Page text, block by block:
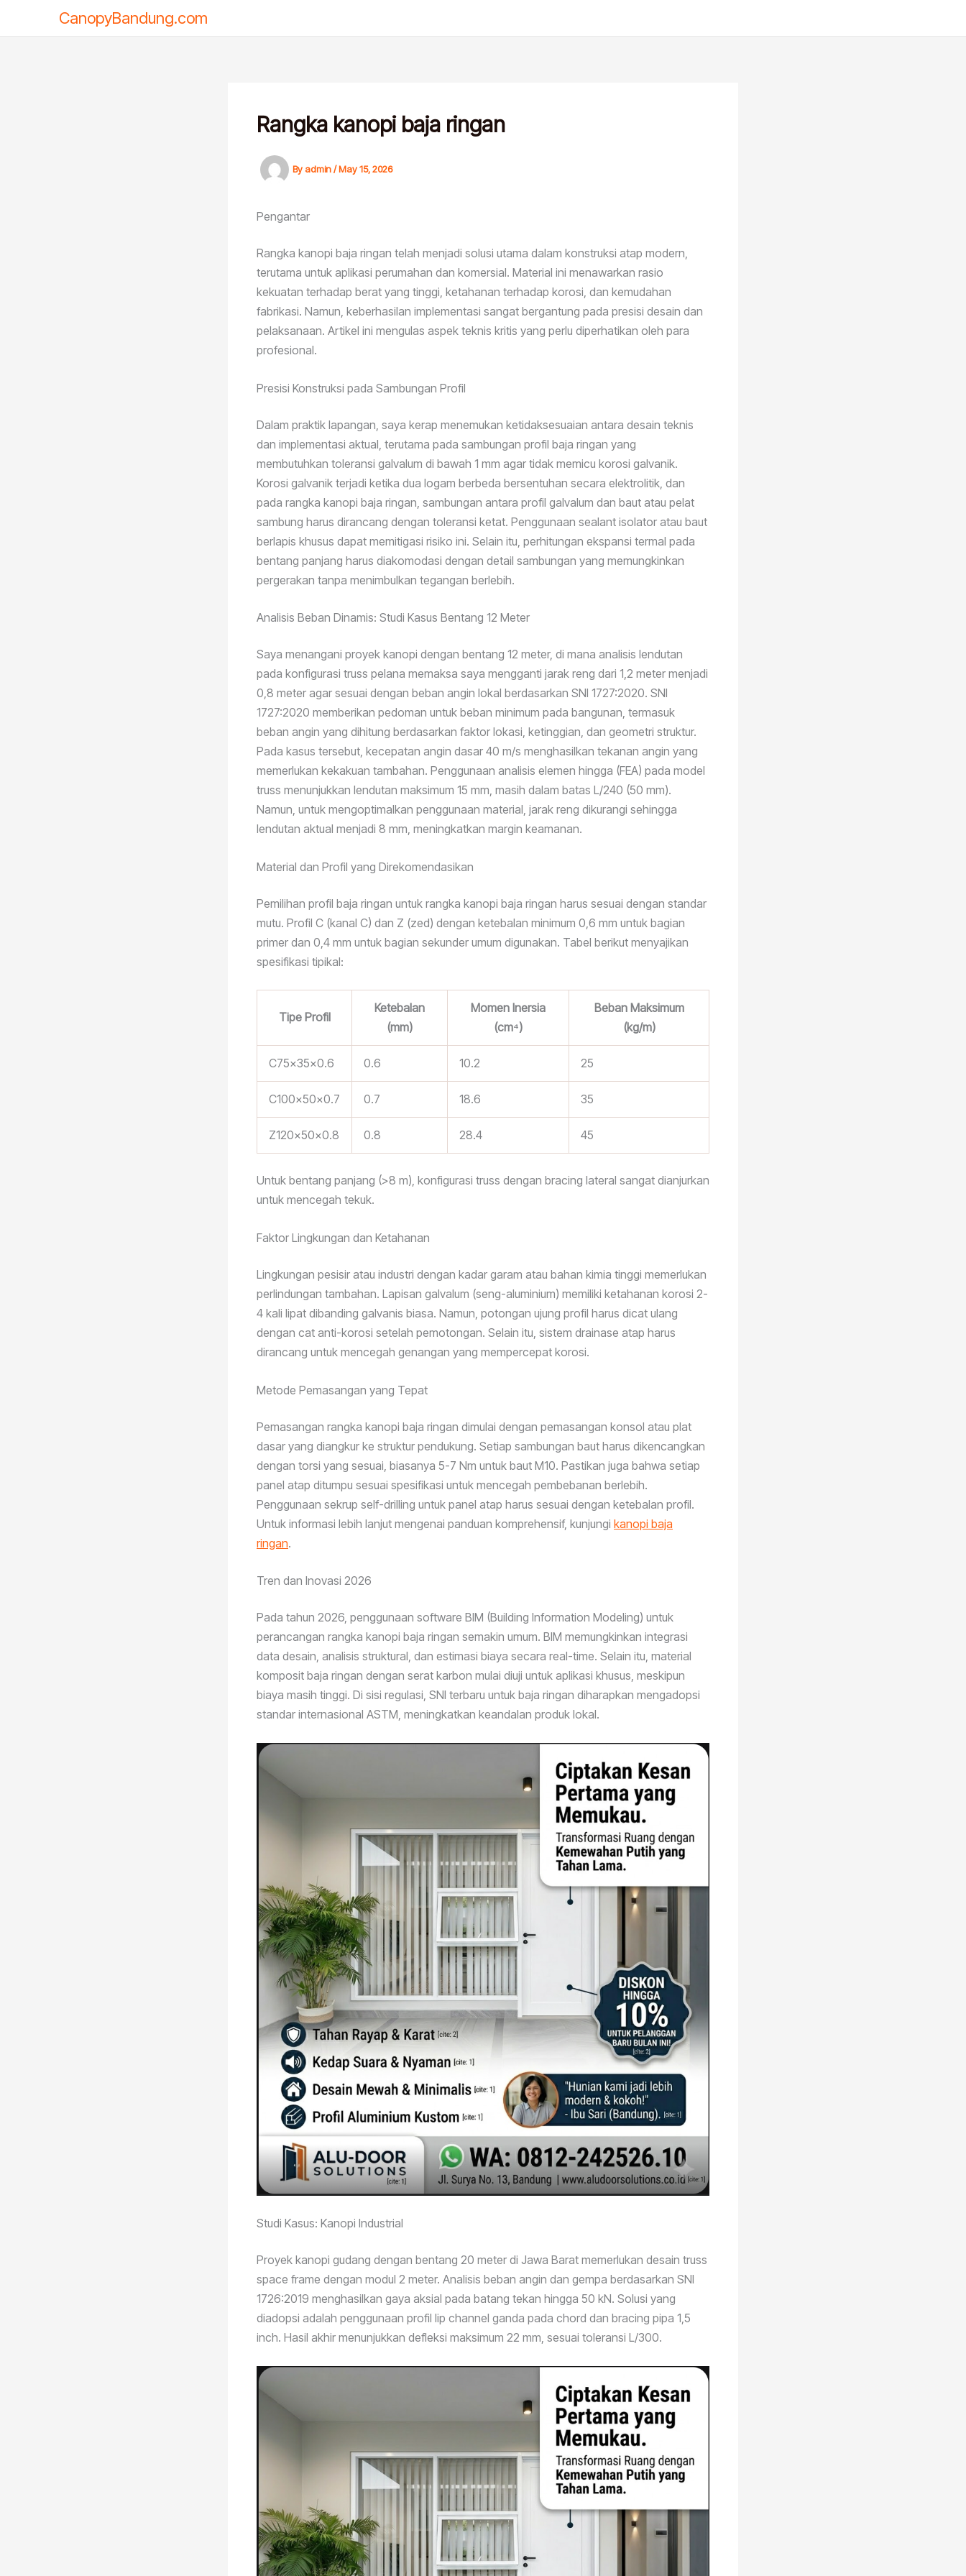
CanopyBandung.com
Rangka kanopi baja ringan
Byadmin/May 15, 2026
Pengantar
Rangka kanopi baja ringan telah menjadi solusi utama dalam konstruksi atap modern,
terutama untuk aplikasi perumahan dan komersial. Material ini menawarkan rasio
kekuatan terhadap berat yang tinggi, ketahanan terhadap korosi, dan kemudahan
fabrikasi. Namun, keberhasilan implementasi sangat bergantung pada presisi desain dan
pelaksanaan. Artikel ini mengulas aspek teknis kritis yang perlu diperhatikan oleh para
profesional.
Presisi Konstruksi pada Sambungan Profil
Dalam praktik lapangan, saya kerap menemukan ketidaksesuaian antara desain teknis
dan implementasi aktual, terutama pada sambungan profil baja ringan yang
membutuhkan toleransi galvalum di bawah 1 mm agar tidak memicu korosi galvanik.
Korosi galvanik terjadi ketika dua logam berbeda bersentuhan secara elektrolitik, dan
pada rangka kanopi baja ringan, sambungan antara profil galvalum dan baut atau pelat
sambung harus dirancang dengan toleransi ketat. Penggunaan sealant isolator atau baut
berlapis khusus dapat memitigasi risiko ini. Selain itu, perhitungan ekspansi termal pada
bentang panjang harus diakomodasi dengan detail sambungan yang memungkinkan
pergerakan tanpa menimbulkan tegangan berlebih.
Analisis Beban Dinamis: Studi Kasus Bentang 12 Meter
Saya menangani proyek kanopi dengan bentang 12 meter, di mana analisis lendutan
pada konfigurasi truss pelana memaksa saya mengganti jarak reng dari 1,2 meter menjadi
0,8 meter agar sesuai dengan beban angin lokal berdasarkan SNI 1727:2020. SNI
1727:2020 memberikan pedoman untuk beban minimum pada bangunan, termasuk
beban angin yang dihitung berdasarkan faktor lokasi, ketinggian, dan geometri struktur.
Pada kasus tersebut, kecepatan angin dasar 40 m/s menghasilkan tekanan angin yang
memerlukan kekakuan tambahan. Penggunaan analisis elemen hingga (FEA) pada model
truss menunjukkan lendutan maksimum 15 mm, masih dalam batas L/240 (50 mm).
Namun, untuk mengoptimalkan penggunaan material, jarak reng dikurangi sehingga
lendutan aktual menjadi 8 mm, meningkatkan margin keamanan.
Material dan Profil yang Direkomendasikan
Pemilihan profil baja ringan untuk rangka kanopi baja ringan harus sesuai dengan standar
mutu. Profil C (kanal C) dan Z (zed) dengan ketebalan minimum 0,6 mm untuk bagian
primer dan 0,4 mm untuk bagian sekunder umum digunakan. Tabel berikut menyajikan
spesifikasi tipikal:
Tipe Profil
Ketebalan
(mm)
Momen Inersia
(cm⁴)
Beban Maksimum
(kg/m)
C75x35x0.6 0.6 10.2 25
C100x50x0.7 0.7 18.6 35
Z120x50x0.8 0.8 28.4 45
Untuk bentang panjang (>8 m), konfigurasi truss dengan bracing lateral sangat dianjurkan
untuk mencegah tekuk.
Faktor Lingkungan dan Ketahanan
Lingkungan pesisir atau industri dengan kadar garam atau bahan kimia tinggi memerlukan
perlindungan tambahan. Lapisan galvalum (seng-aluminium) memiliki ketahanan korosi 2-
4 kali lipat dibanding galvanis biasa. Namun, potongan ujung profil harus dicat ulang
dengan cat anti-korosi setelah pemotongan. Selain itu, sistem drainase atap harus
dirancang untuk mencegah genangan yang mempercepat korosi.
Metode Pemasangan yang Tepat
Pemasangan rangka kanopi baja ringan dimulai dengan pemasangan konsol atau plat
dasar yang diangkur ke struktur pendukung. Setiap sambungan baut harus dikencangkan
dengan torsi yang sesuai, biasanya 5-7 Nm untuk baut M10. Pastikan juga bahwa setiap
panel atap ditumpu sesuai spesifikasi untuk mencegah pembebanan berlebih.
Penggunaan sekrup self-drilling untuk panel atap harus sesuai dengan ketebalan profil.
Untuk informasi lebih lanjut mengenai panduan komprehensif, kunjungi kanopi baja
ringan.
Tren dan Inovasi 2026
Pada tahun 2026, penggunaan software BIM (Building Information Modeling) untuk
perancangan rangka kanopi baja ringan semakin umum. BIM memungkinkan integrasi
data desain, analisis struktural, dan estimasi biaya secara real-time. Selain itu, material
komposit baja ringan dengan serat karbon mulai diuji untuk aplikasi khusus, meskipun
biaya masih tinggi. Di sisi regulasi, SNI terbaru untuk baja ringan diharapkan mengadopsi
standar internasional ASTM, meningkatkan keandalan produk lokal.
Studi Kasus: Kanopi Industrial
Proyek kanopi gudang dengan bentang 20 meter di Jawa Barat memerlukan desain truss
space frame dengan modul 2 meter. Analisis beban angin dan gempa berdasarkan SNI
1726:2019 menghasilkan gaya aksial pada batang tekan hingga 50 kN. Solusi yang
diadopsi adalah penggunaan profil lip channel ganda pada chord dan bracing pipa 1,5
inch. Hasil akhir menunjukkan defleksi maksimum 22 mm, sesuai toleransi L/300.